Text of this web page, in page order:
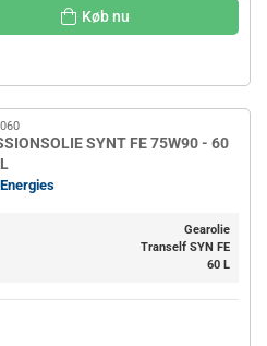
Køb nu
SYNT FE 75W90 - 60
Gearolie
Tranself SYN FE
60 L